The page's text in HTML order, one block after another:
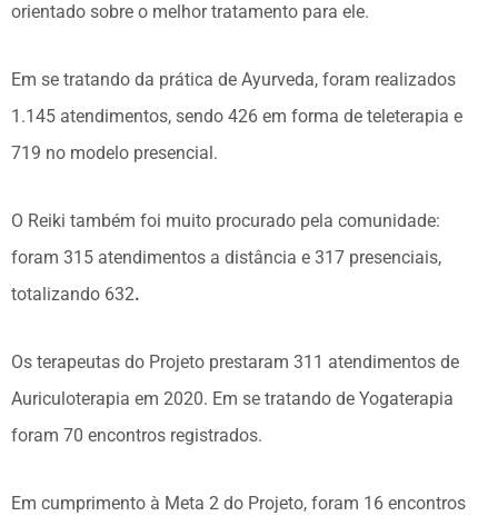
orientado sobre o melhor tratamento para ele.
Em se tratando da prática de Ayurveda, foram realizados
1.145 atendimentos, sendo 426 em forma de teleterapia e
719 no modelo presencial.
O Reiki também foi muito procurado pela comunidade:
foram 315 atendimentos a distância e 317 presenciais,
totalizando 632.
Os terapeutas do Projeto prestaram 311 atendimentos de
Auriculoterapia em 2020. Em se tratando de Yogaterapia
foram 70 encontros registrados.
Em cumprimento à Meta 2 do Projeto, foram 16 encontros